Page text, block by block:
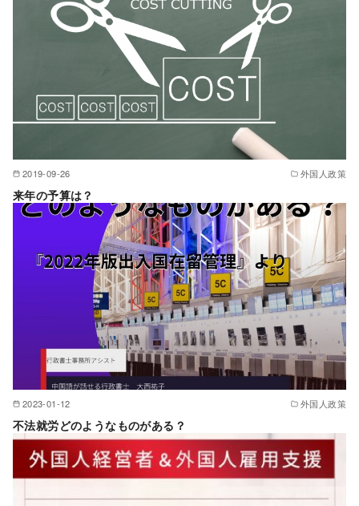
2019-09-26 外国人政策
来年の予算は？
2023-01-12 外国人政策
不法就労どのようなものがある？